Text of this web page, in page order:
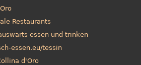
Restaurants
essen und trinken
essen.eu/tessin
d'Oro